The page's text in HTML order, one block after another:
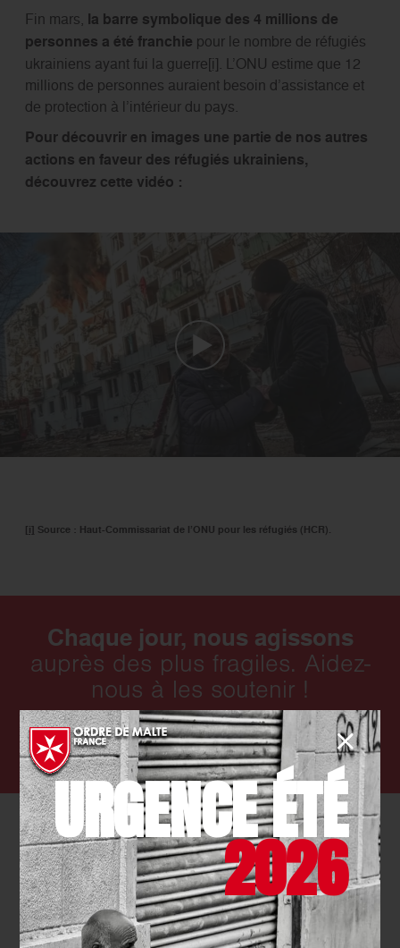
Fin mars, la barre symbolique des 4 millions de
personnes a été franchie pour le nombre de réfugiés
ukrainiens ayant fui la guerre[i]. L’ONU estime que 12
millions de personnes auraient besoin d’assistance et
de protection à l’intérieur du pays.
Pour découvrir en images une partie de nos autres
actions en faveur des réfugiés ukrainiens,
découvrez cette vidéo :
[i] Source : Haut-Commissariat de l’ONU pour les réfugiés (HCR).
Chaque jour, nous agissons
auprès des plus fragiles. Aidez-
nous à les soutenir !
FAIRE UN DON
Actualités qui pourraient vous intéresser
URGENCE ÉTÉ
2026